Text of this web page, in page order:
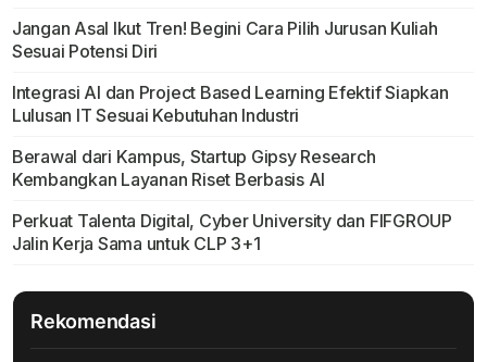
Jangan Asal Ikut Tren! Begini Cara Pilih Jurusan Kuliah
Sesuai Potensi Diri
Integrasi AI dan Project Based Learning Efektif Siapkan
Lulusan IT Sesuai Kebutuhan Industri
Berawal dari Kampus, Startup Gipsy Research
Kembangkan Layanan Riset Berbasis AI
Perkuat Talenta Digital, Cyber University dan FIFGROUP
Jalin Kerja Sama untuk CLP 3+1
Rekomendasi